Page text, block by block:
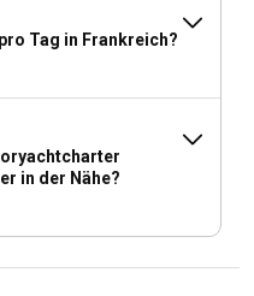
Tag in Frankreich?
in der Nähe?